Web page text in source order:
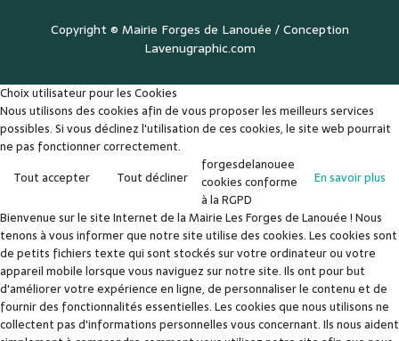
Copyright © Mairie Forges de Lanouée / Conception
Lavenugraphic.com
Choix utilisateur pour les Cookies
Nous utilisons des cookies afin de vous proposer les meilleurs services
possibles. Si vous déclinez l'utilisation de ces cookies, le site web pourrait
ne pas fonctionner correctement.
Tout accepter
Tout décliner En savoir plus
forgesdelanouee
cookies conforme
à la RGPD
Bienvenue sur le site Internet de la Mairie Les Forges de Lanouée ! Nous
tenons à vous informer que notre site utilise des cookies. Les cookies sont
de petits fichiers texte qui sont stockés sur votre ordinateur ou votre
appareil mobile lorsque vous naviguez sur notre site. Ils ont pour but
d'améliorer votre expérience en ligne, de personnaliser le contenu et de
fournir des fonctionnalités essentielles. Les cookies que nous utilisons ne
collectent pas d'informations personnelles vous concernant. Ils nous aident